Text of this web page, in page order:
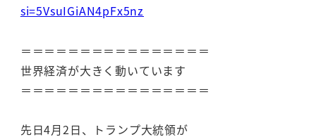
si=5VsuIGiAN4pFx5nz
＝＝＝＝＝＝＝＝＝＝＝＝＝＝＝＝
世界経済が大きく動いています
＝＝＝＝＝＝＝＝＝＝＝＝＝＝＝＝
先日4月2日、トランプ大統領が